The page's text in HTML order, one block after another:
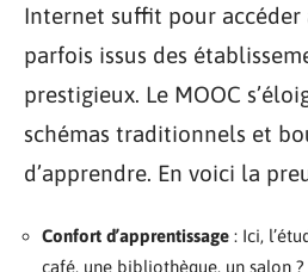
Internet suffit pour accéder
parfois issus des
prestigieux. Le MOOC
schémas traditionnels et
d’apprendre. En voici la
Confort d’apprentissage : Ici,
café, une bibliothèque, un salon ?